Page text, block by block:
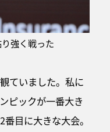
強く戦った
ていました。私に
ピックが一番大き
目に大きな大会。